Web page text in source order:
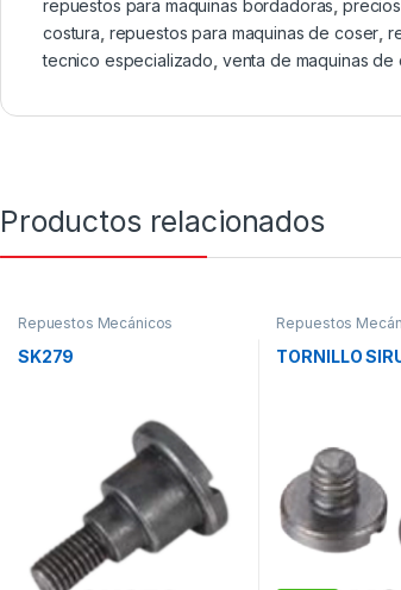
repuestos para maquinas bordadoras
costura repuestos para maquinas de coser ,
tecnico especializado venta de maquinas de
Productos relacionados
Repuestos Mecánicos
SK279
Repuestos
TORNILLO